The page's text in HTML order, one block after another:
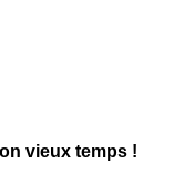
vieux temps !